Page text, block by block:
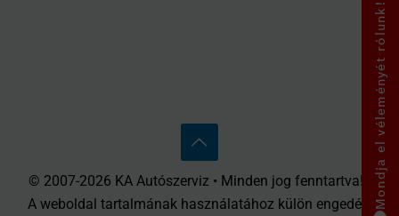
Mondja el véleményét rólunk!
© 2007-2026 KA Autószerviz • Minden jog fenntartva! •
A weboldal tartalmának használatához külön engedély